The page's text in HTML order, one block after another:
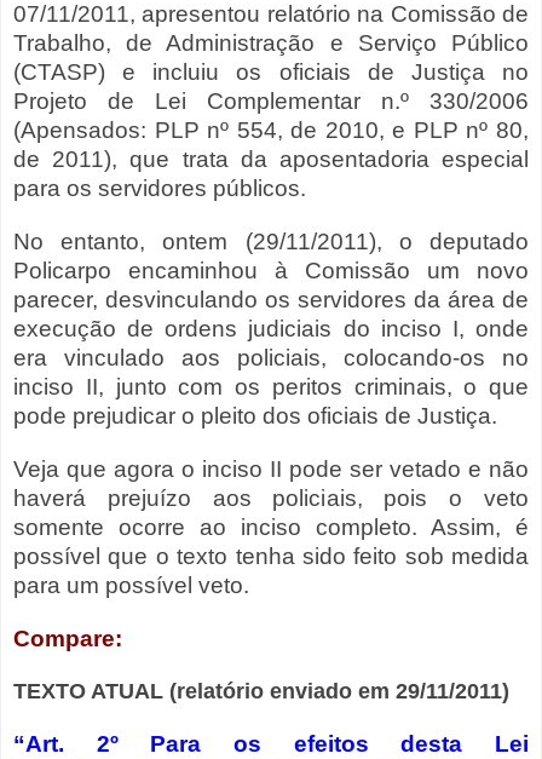
07/11/2011, apresentou relatório na Comissão de
Trabalho, de Administração e Serviço Público
(CTASP)
e incluiu os oficiais de Justiça no
Projeto de Lei Complementar n.º 330/2006
(Apensados: PLP nº 554, de 2010, e PLP nº 80,
de 2011), que trata da aposentadoria especial
para os servidores públicos.
No entanto, ontem (29/11/2011), o deputado
Policarpo encaminhou à Comissão um novo
parecer, desvinculando os servidores da área de
execução de ordens judiciais do inciso I, onde
era vinculado aos policiais, colocando-os no
inciso II, junto com os peritos criminais, o que
pode prejudicar o pleito dos oficiais de Justiça.
Veja que agora o inciso II pode ser vetado e não
haverá prejuízo aos policiais, pois o veto
somente ocorre ao inciso completo. Assim, é
possível que o texto tenha sido feito sob medida
para um possível veto.
Compare:
TEXTO ATUAL (relatório enviado em 29/11/2011)
“Art. 2º Para os efeitos desta Lei